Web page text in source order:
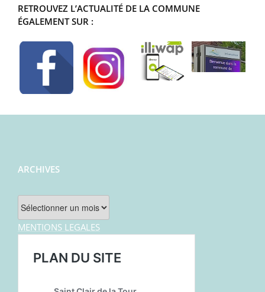
RETROUVEZ L’ACTUALITÉ DE LA COMMUNE
ÉGALEMENT SUR :
ARCHIVES
Archives
MENTIONS LEGALES